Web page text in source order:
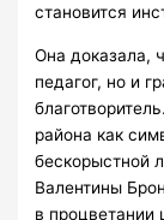
становится
Она доказала,
педагог, но и
района как
бескорыстной
Валентины
в процветании